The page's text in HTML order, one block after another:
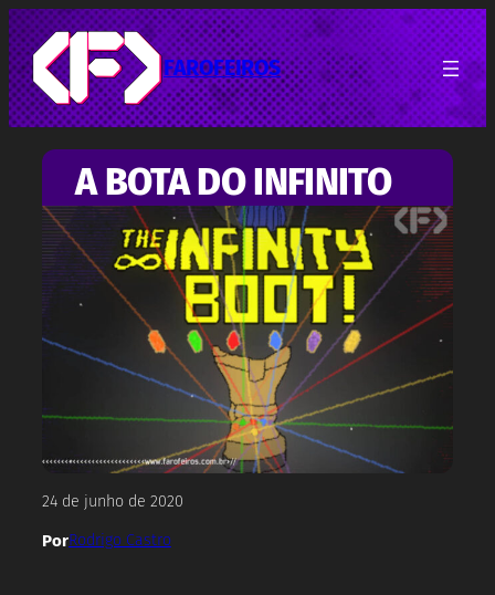
Pular
para
o
conteúdo
FAROFEIROS
A BOTA DO INFINITO
24 de junho de 2020
PorRodrigo Castro